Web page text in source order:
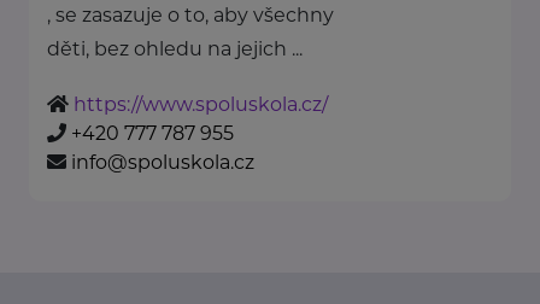
, se zasazuje o to, aby všechny
děti, bez ohledu na jejich ...
https://www.spoluskola.cz/
+420 777 787 955
info@spoluskola.cz